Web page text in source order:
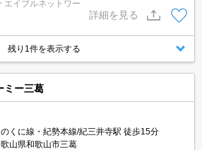
エイブルネットワー
詳細を見る
残り1件を表示する
ミー三葛
くに線・紀勢本線/紀三井寺駅 徒歩15分
山県和歌山市三葛